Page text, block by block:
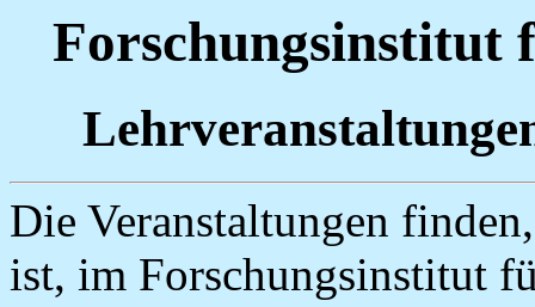
Forschungsinstitut
Die Veranstaltungen
ist, im Forschungsinstitut